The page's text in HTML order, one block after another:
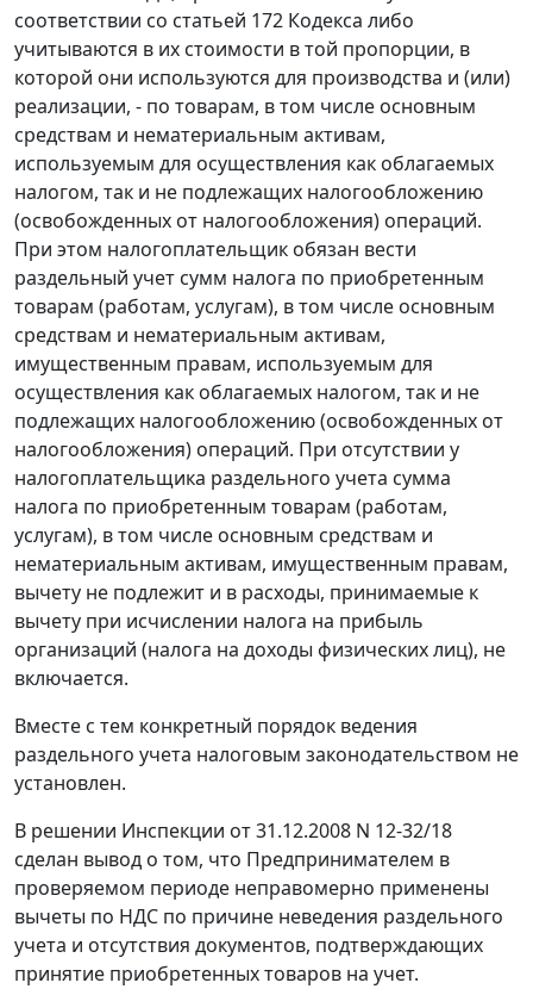
соответствии со статьей 172 Кодекса либо
учитываются в их стоимости в той пропорции, в
которой они используются для производства и (или)
реализации, - по товарам, в том числе основным
средствам и нематериальным активам,
используемым для осуществления как облагаемых
налогом, так и не подлежащих налогообложению
(освобожденных от налогообложения) операций.
При этом налогоплательщик обязан вести
раздельный учет сумм налога по приобретенным
товарам (работам, услугам), в том числе основным
средствам и нематериальным активам,
имущественным правам, используемым для
осуществления как облагаемых налогом, так и не
подлежащих налогообложению (освобожденных от
налогообложения) операций. При отсутствии у
налогоплательщика раздельного учета сумма
налога по приобретенным товарам (работам,
услугам), в том числе основным средствам и
нематериальным активам, имущественным правам,
вычету не подлежит и в расходы, принимаемые к
вычету при исчислении налога на прибыль
организаций (налога на доходы физических лиц), не
включается.
Вместе с тем конкретный порядок ведения
раздельного учета налоговым законодательством не
установлен.
В решении Инспекции от 31.12.2008 N 12-32/18
сделан вывод о том, что Предпринимателем в
проверяемом периоде неправомерно применены
вычеты по НДС по причине неведения раздельного
учета и отсутствия документов, подтверждающих
принятие приобретенных товаров на учет.